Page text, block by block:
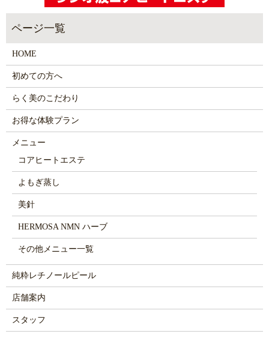
HOME
初めての方へ
らく美のこだわり
お得な体験プラン
メニュー
コアヒートエステ
よもぎ蒸し
美針
HERMOSA NMN ハーブ
その他メニュー一覧
純粋レチノールピール
店舗案内
スタッフ